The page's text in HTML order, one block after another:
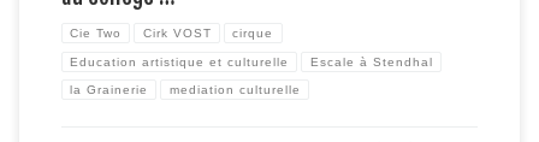
Cie Two Cirk VOST cirque
Education artistique et culturelle Escale à Stendhal
la Grainerie mediation culturelle